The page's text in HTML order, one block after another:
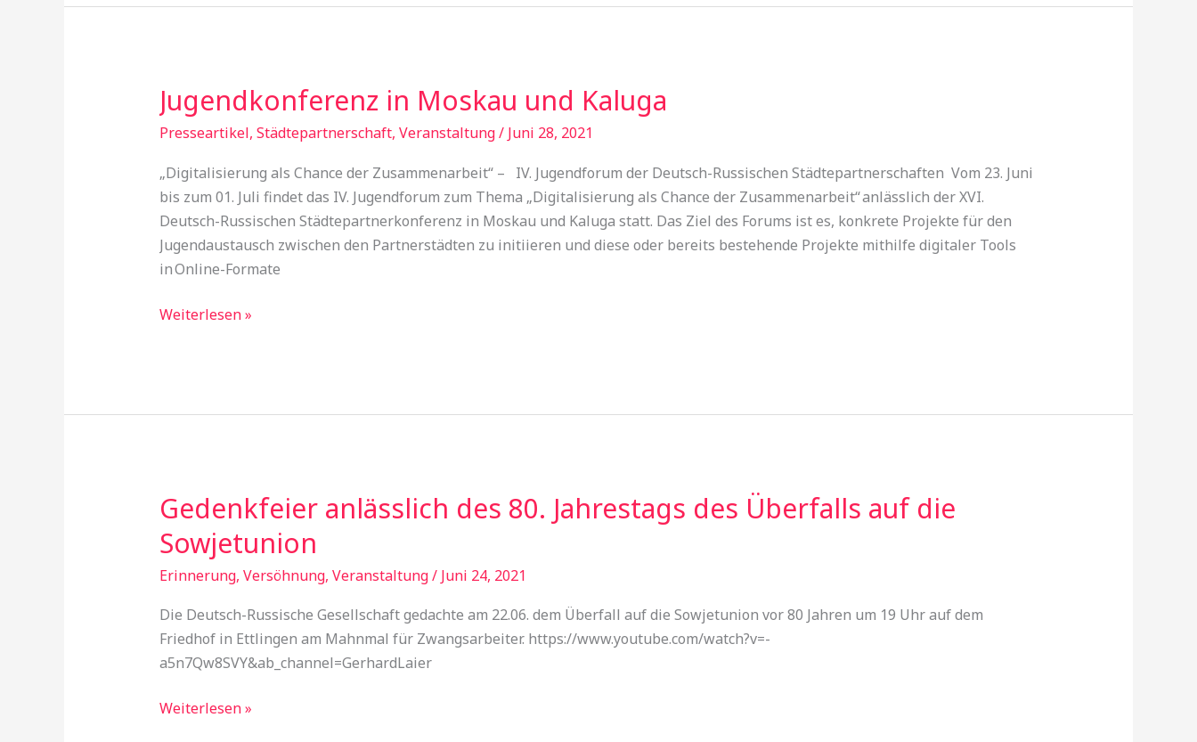
Jugendkonferenz in Moskau und Kaluga
Presseartikel, Städtepartnerschaft, Veranstaltung/ Juni 28, 2021
„Digitalisierung als Chance der Zusammenarbeit“ – IV. Jugendforum der Deutsch-Russischen Städtepartnerschaften Vom 23. Juni
bis zum 01. Juli findet das IV. Jugendforum zum Thema „Digitalisierung als Chance der Zusammenarbeit“ anlässlich der XVI.
Deutsch-Russischen Städtepartnerkonferenz in Moskau und Kaluga statt. Das Ziel des Forums ist es, konkrete Projekte für den
Jugendaustausch zwischen den Partnerstädten zu initiieren und diese oder bereits bestehende Projekte mithilfe digitaler Tools
in Online-Formate
Jugendkonferenz
in
Moskau
und
Kaluga
Weiterlesen »
Gedenkfeier anlässlich des 80. Jahrestags des Überfalls auf die
Sowjetunion
Erinnerung, Versöhnung, Veranstaltung/ Juni 24, 2021
Die Deutsch-Russische Gesellschaft gedachte am 22.06. dem Überfall auf die Sowjetunion vor 80 Jahren um 19 Uhr auf dem
Friedhof in Ettlingen am Mahnmal für Zwangsarbeiter. https://www.youtube.com/watch?v=-
a5n7Qw8SVY&ab_channel=GerhardLaier
Gedenkfeier
des
80.
des
Überfalls
auf
Sowjetunion
Weiterlesen »